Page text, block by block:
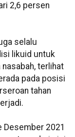
2,6 persen
selalu
likuid untuk
terlihat
pada posisi
tahan
Desember 2021